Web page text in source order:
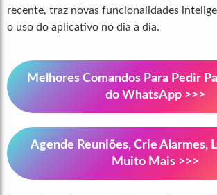
recente, traz novas funcionalidades
o uso do aplicativo no dia a dia.
Melhores Comandos Para Pedir
do WhatsApp >>>
Agende Reuniões, Crie Alarmes,
Muito Mais >>>